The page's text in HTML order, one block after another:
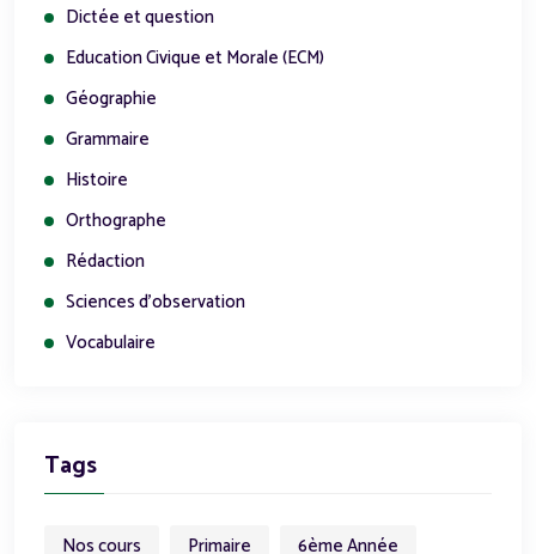
Dictée et question
Education Civique et Morale (ECM)
Géographie
Grammaire
Histoire
Orthographe
Rédaction
Sciences d'observation
Vocabulaire
Tags
Nos cours Primaire 6ème Année